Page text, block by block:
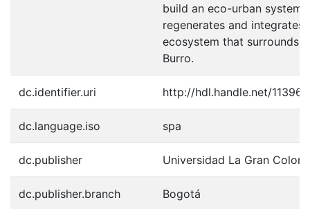
build an eco-urban system
regenerates and integrates
ecosystem that surrounds
Burro.
dc.identifier.uri http://hdl.handle.net/11396/
dc.language.iso spa
dc.publisher Universidad La Gran
dc.publisher.branch Bogotá